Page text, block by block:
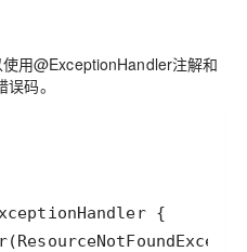
用@ExceptionHandler注解和
码。